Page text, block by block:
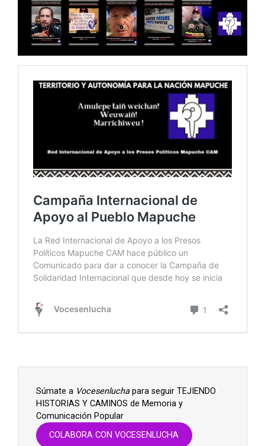
Súmate a Vocesenluchapara seguir TEJIENDO
HISTORIAS Y CAMINOS de Memoria y
Comunicación Popular
COLABORA CON VOCESENLUCHA